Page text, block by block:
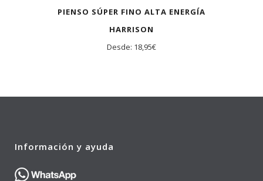
PIENSO SÚPER FINO ALTA ENERGÍA
HARRISON
Desde: 18,95€
Información y ayuda